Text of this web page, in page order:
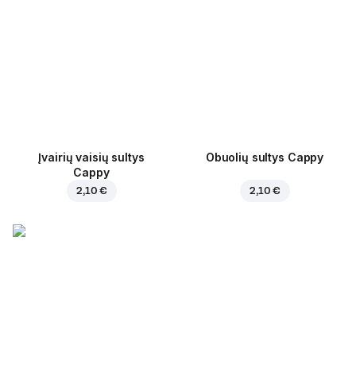
Įvairių vaisių sultys
Cappy
2,10 €
Obuolių sultys Cappy
2,10 €